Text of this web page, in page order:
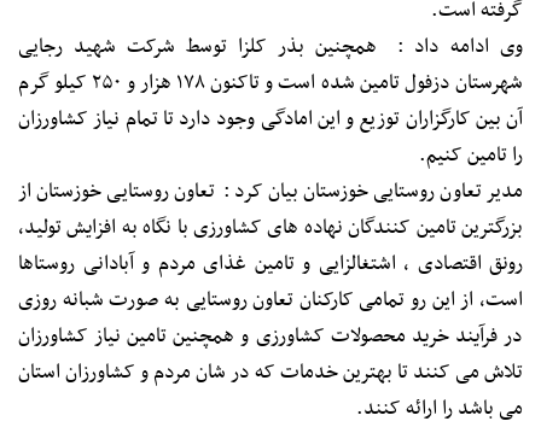
گرفته است.
وی ادامه داد : همچنین بذر کلزا توسط شرکت شهید رجایی
شهرستان دزفول تامین شده است و تاکنون ۱۷۸ هزار و ۲۵۰ کیلو گرم
آن بین کارگزاران توزیع و این امادگی وجود دارد تا تمام نیاز کشاورزان
را تامین کنیم.
مدیر تعاون روستایی خوزستان بیان کرد : تعاون روستایی خوزستان از
بزرگترین تامین کنندگان نهاده های کشاورزی با نگاه به افزایش تولید،
رونق اقتصادی ، اشتغالزایی و تامین غذای مردم و آبادانی روستاها
است، از این رو تمامی کارکنان تعاون روستایی به صورت شبانه روزی
در فرآیند خرید محصولات کشاورزی و همچنین تامین نیاز کشاورزان
تلاش می کنند تا بهترین خدمات که در شان مردم و کشاورزان استان
می باشد را ارائه کنند.